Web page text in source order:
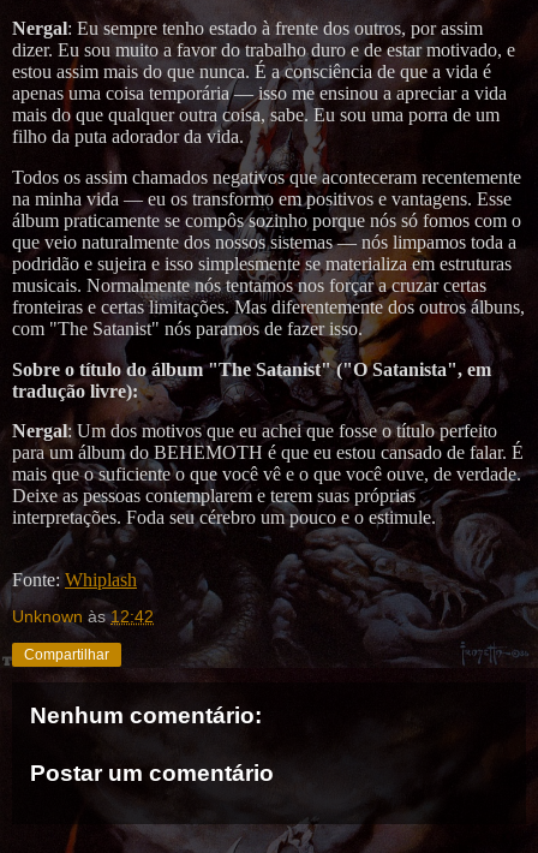
Nergal: Eu sempre tenho estado à frente dos outros, por assim
dizer. Eu sou muito a favor do trabalho duro e de estar motivado, e
estou assim mais do que nunca. É a consciência de que a vida é
apenas uma coisa temporária — isso me ensinou a apreciar a vida
mais do que qualquer outra coisa, sabe. Eu sou uma porra de um
filho da puta adorador da vida.
Todos os assim chamados negativos que aconteceram recentemente
na minha vida — eu os transformo em positivos e vantagens. Esse
álbum praticamente se compôs sozinho porque nós só fomos com o
que veio naturalmente dos nossos sistemas — nós limpamos toda a
podridão e sujeira e isso simplesmente se materializa em estruturas
musicais. Normalmente nós tentamos nos forçar a cruzar certas
fronteiras e certas limitações. Mas diferentemente dos outros álbuns,
com "The Satanist" nós paramos de fazer isso.
Sobre o título do álbum "The Satanist" ("O Satanista", em
tradução livre):
Nergal: Um dos motivos que eu achei que fosse o título perfeito
para um álbum do BEHEMOTH é que eu estou cansado de falar. É
mais que o suficiente o que você vê e o que você ouve, de verdade.
Deixe as pessoas contemplarem e terem suas próprias
interpretações. Foda seu cérebro um pouco e o estimule.
Fonte: Whiplash
Unknown às12:42
Compartilhar
Nenhum comentário:
Postar um comentário